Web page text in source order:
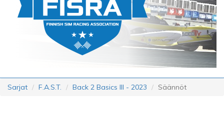
Sarjat F.A.S.T. Back 2 Basics III - 2023 Säännöt